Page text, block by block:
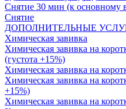
Снятие 30 мин (к основному
Снятие
ДОПОЛНИТЕЛЬНЫЕ
Химическая завивка
Химическая завивка на
(густота +15%)
Химическая завивка на
Химическая завивка на
+15%)
Химическая завивка на